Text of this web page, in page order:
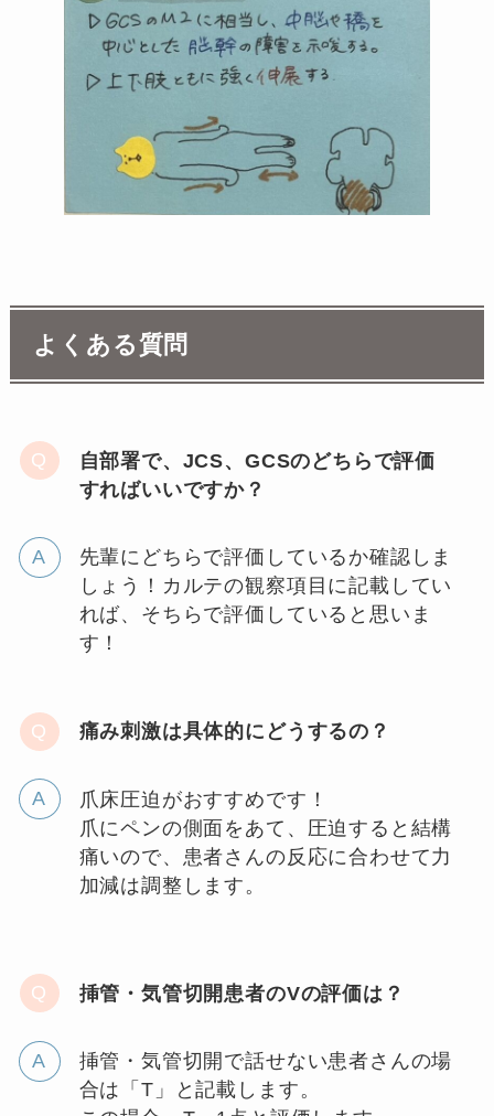
よくある質問
自部署で、JCS、GCSのどちらで評価
すればいいですか？
先輩にどちらで評価しているか確認しま
しょう！カルテの観察項目に記載してい
れば、そちらで評価していると思いま
す！
痛み刺激は具体的にどうするの？
爪床圧迫がおすすめです！
爪にペンの側面をあて、圧迫すると結構
痛いので、患者さんの反応に合わせて力
加減は調整します。
挿管・気管切開患者のVの評価は？
挿管・気管切開で話せない患者さんの場
合は「T」と記載します。